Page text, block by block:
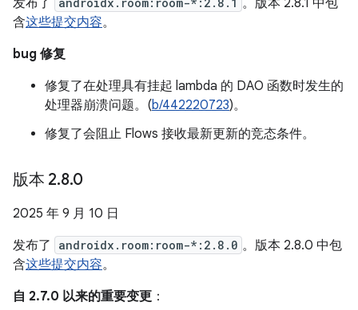
发布了
。版本 2.8.1 中包
含这些提交内容。
bug 修复
修复了在处理具有挂起 lambda 的 DAO 函数时发生的
处理器崩溃问题。(b/442220723)。
修复了会阻止 Flows 接收最新更新的竞态条件。
版本 2.8.0
2025 年 9 月 10 日
发布了
androidx.room:room-*:2.8.0 。版本 2.8.0 中包
含这些提交内容。
自 2.7.0 以来的重要变更 ：